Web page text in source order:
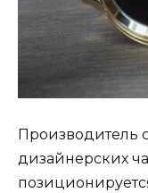
Производитель
дизайнерских